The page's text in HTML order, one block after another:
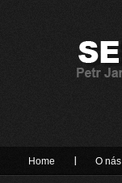
Home O nás